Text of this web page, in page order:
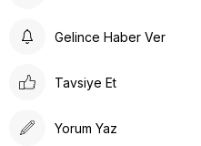
Gelince Haber Ver
Tavsiye Et
Yorum Yaz